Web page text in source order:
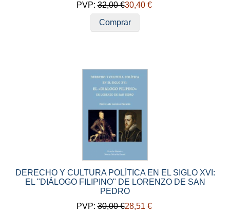
PVP:32,00 €30,40 €
Comprar
DERECHO Y CULTURA POLÍTICA EN EL SIGLO XVI:
EL "DIÁLOGO FILIPINO" DE LORENZO DE SAN
PEDRO
PVP:30,00 €28,51 €